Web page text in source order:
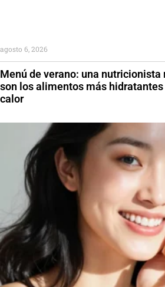
Menú de verano: una nutricionista
son los alimentos más
calor
agosto 6, 2026